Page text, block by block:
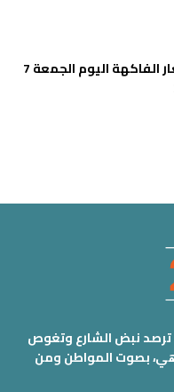
تعرف على أسعار الفاكهة اليوم الجمعة 7
نبض الشارع وتغوص
بصوت المواطن ومن